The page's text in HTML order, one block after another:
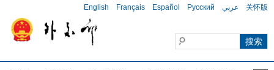
English Français Español Русский عربي 关怀版